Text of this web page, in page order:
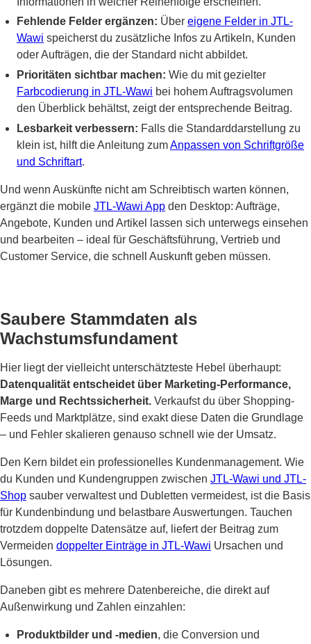
Fehlende Felder ergänzen: Über eigene Felder in JTL-
Wawi speicherst du zusätzliche Infos zu Artikeln, Kunden
oder Aufträgen, die der Standard nicht abbildet.
Prioritäten sichtbar machen: Wie du mit gezielter
Farbcodierung in JTL-Wawi bei hohem Auftragsvolumen
den Überblick behältst, zeigt der entsprechende Beitrag.
Lesbarkeit verbessern: Falls die Standarddarstellung zu
klein ist, hilft die Anleitung zumAnpassen von Schriftgröße
und Schriftart.
Und wenn Auskünfte nicht am Schreibtisch warten können,
ergänzt die mobile JTL-Wawi App den Desktop: Aufträge,
Angebote, Kunden und Artikel lassen sich unterwegs einsehen
und bearbeiten – ideal für Geschäftsführung, Vertrieb und
Customer Service, die schnell Auskunft geben müssen.
Saubere Stammdaten als
Wachstumsfundament
Hier liegt der vielleicht unterschätzteste Hebel überhaupt:
Datenqualität entscheidet über Marketing-Performance,
Marge und Rechtssicherheit. Verkaufst du über Shopping-
Feeds und Marktplätze, sind exakt diese Daten die Grundlage
– und Fehler skalieren genauso schnell wie der Umsatz.
Den Kern bildet ein professionelles Kundenmanagement. Wie
du Kunden und Kundengruppen zwischen JTL-Wawi und JTL-
Shop sauber verwaltest und Dubletten vermeidest, ist die Basis
für Kundenbindung und belastbare Auswertungen. Tauchen
trotzdem doppelte Datensätze auf, liefert der Beitrag zum
Vermeiden doppelter Einträge in JTL-Wawi Ursachen und
Lösungen.
Daneben gibt es mehrere Datenbereiche, die direkt auf
Außenwirkung und Zahlen einzahlen:
Produktbilder und -medien, die Conversion und